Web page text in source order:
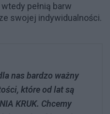
wtedy pełnią barw
swojej indywidualności.
nas bardzo ważny
które od lat są
KRUK. Chcemy